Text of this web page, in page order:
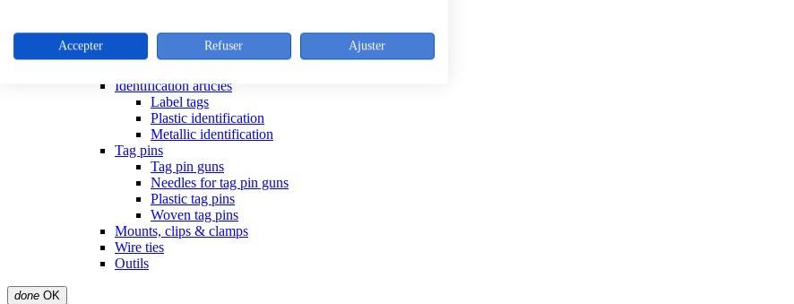
Colliers inox
Outillage colliers metalliques
Identification articles
Label tags
Plastic identification
Metallic identification
Tag pins
Tag pin guns
Needles for tag pin guns
Plastic tag pins
Woven tag pins
Mounts, clips & clamps
Wire ties
Outils
done OK
Accepter Refuser Ajuster